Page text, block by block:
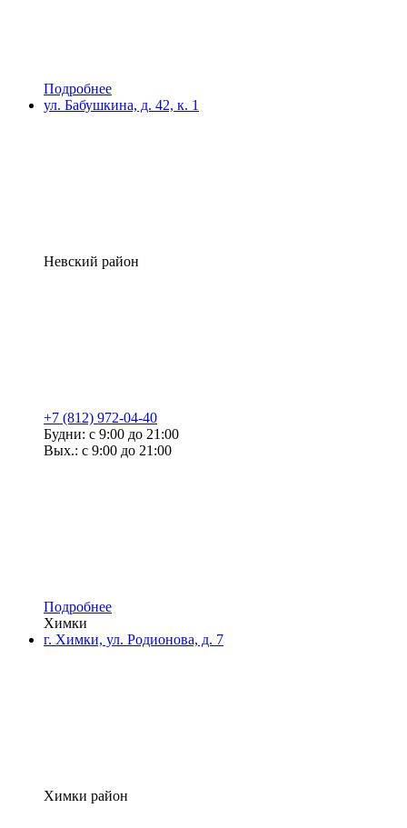
Подробнее
ул. Бабушкина, д. 42, к. 1
Невский район
+7 (812) 972-04-40
Будни: с 9:00 до 21:00
Вых.: с 9:00 до 21:00
Подробнее
Химки
г. Химки, ул. Родионова, д. 7
Химки район